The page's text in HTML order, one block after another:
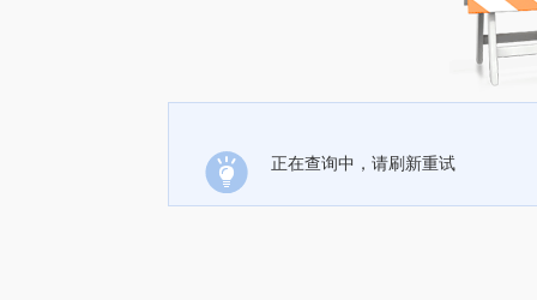
正在查询中，请刷新重试